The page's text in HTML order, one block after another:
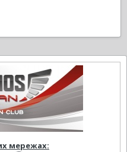
мережах: